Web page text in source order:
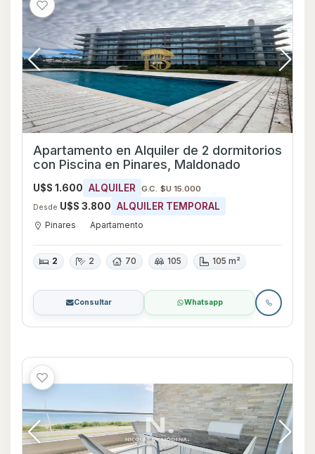
Apartamento en Alquiler de 2 dormitorios
con Piscina en Pinares, Maldonado
U$S 1.600 ALQUILER
G.C. $U 15.000
Desde U$S 3.800 ALQUILER TEMPORAL
Pinares Apartamento
2 2 70 105 105 m²
Consultar Whatsapp